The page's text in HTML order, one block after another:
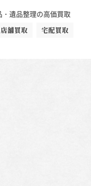
遺品整理の高価買取
店舗買取 宅配買取